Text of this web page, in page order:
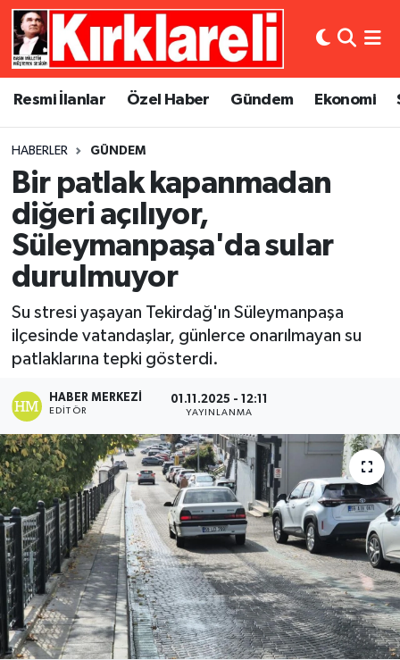
Resmi İlanlar Özel Haber Gündem Ekonomi
HABERLER GÜNDEM
Bir patlak kapanmadan
diğeri açılıyor,
Süleymanpaşa'da sular
durulmuyor
Su stresi yaşayan Tekirdağ'ın Süleymanpaşa
ilçesinde vatandaşlar, günlerce onarılmayan su
patlaklarına tepki gösterdi.
HABER MERKEZI
EDITÖR
01.11.2025 - 12:11
YAYINLANMA
Resmi İlanlar
Gündem
Ekonomi
Siyaset
Asayiş
Dünya
Eğitim
Kültür Sanat
Medya
Künye
Gizlilik Sözleşmesi
Merkez Nöbetçi Eczaneler
Merkez Trafik Yoğunluk Haritası
Süper Lig Puan Durumu ve Fikstür
Tüm Manşetler
Son Dakika Haberleri
Haber Arşivi